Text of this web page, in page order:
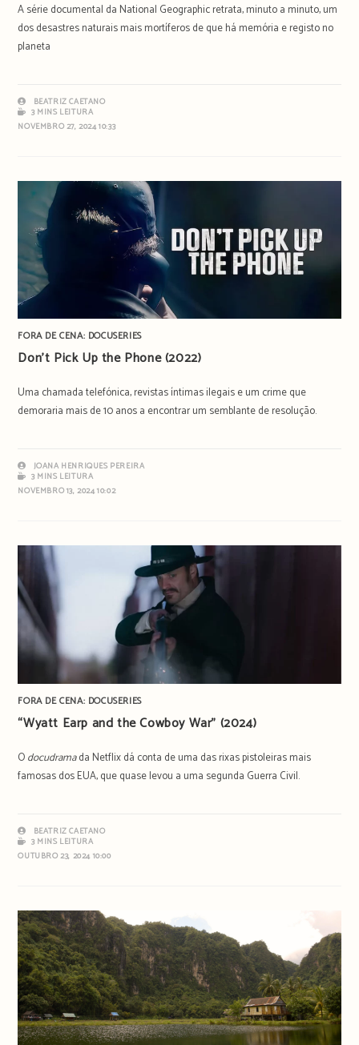
A série documental da National Geographic retrata, minuto a minuto, um
dos desastres naturais mais mortíferos de que há memória e registo no
planeta
BEATRIZ CAETANO
3 MINS LEITURA
NOVEMBRO 27, 2024 10:33
FORA DE CENA: DOCUSERIES
Don’t Pick Up the Phone (2022)
Uma chamada telefónica, revistas íntimas ilegais e um crime que
demoraria mais de 10 anos a encontrar um semblante de resolução.
JOANA HENRIQUES PEREIRA
3 MINS LEITURA
NOVEMBRO 13, 2024 10:02
FORA DE CENA: DOCUSERIES
“Wyatt Earp and the Cowboy War” (2024)
Odocudramada Netflix dá conta de uma das rixas pistoleiras mais
famosas dos EUA, que quase levou a uma segunda Guerra Civil.
BEATRIZ CAETANO
3 MINS LEITURA
OUTUBRO 23, 2024 10:00